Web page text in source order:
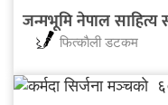
जन्मभूमि नेपाल साहित्य
फित्काैली डटकम